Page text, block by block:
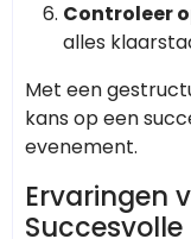
Controleer
alles
Met een
kans op een
evenement.
Ervaringen